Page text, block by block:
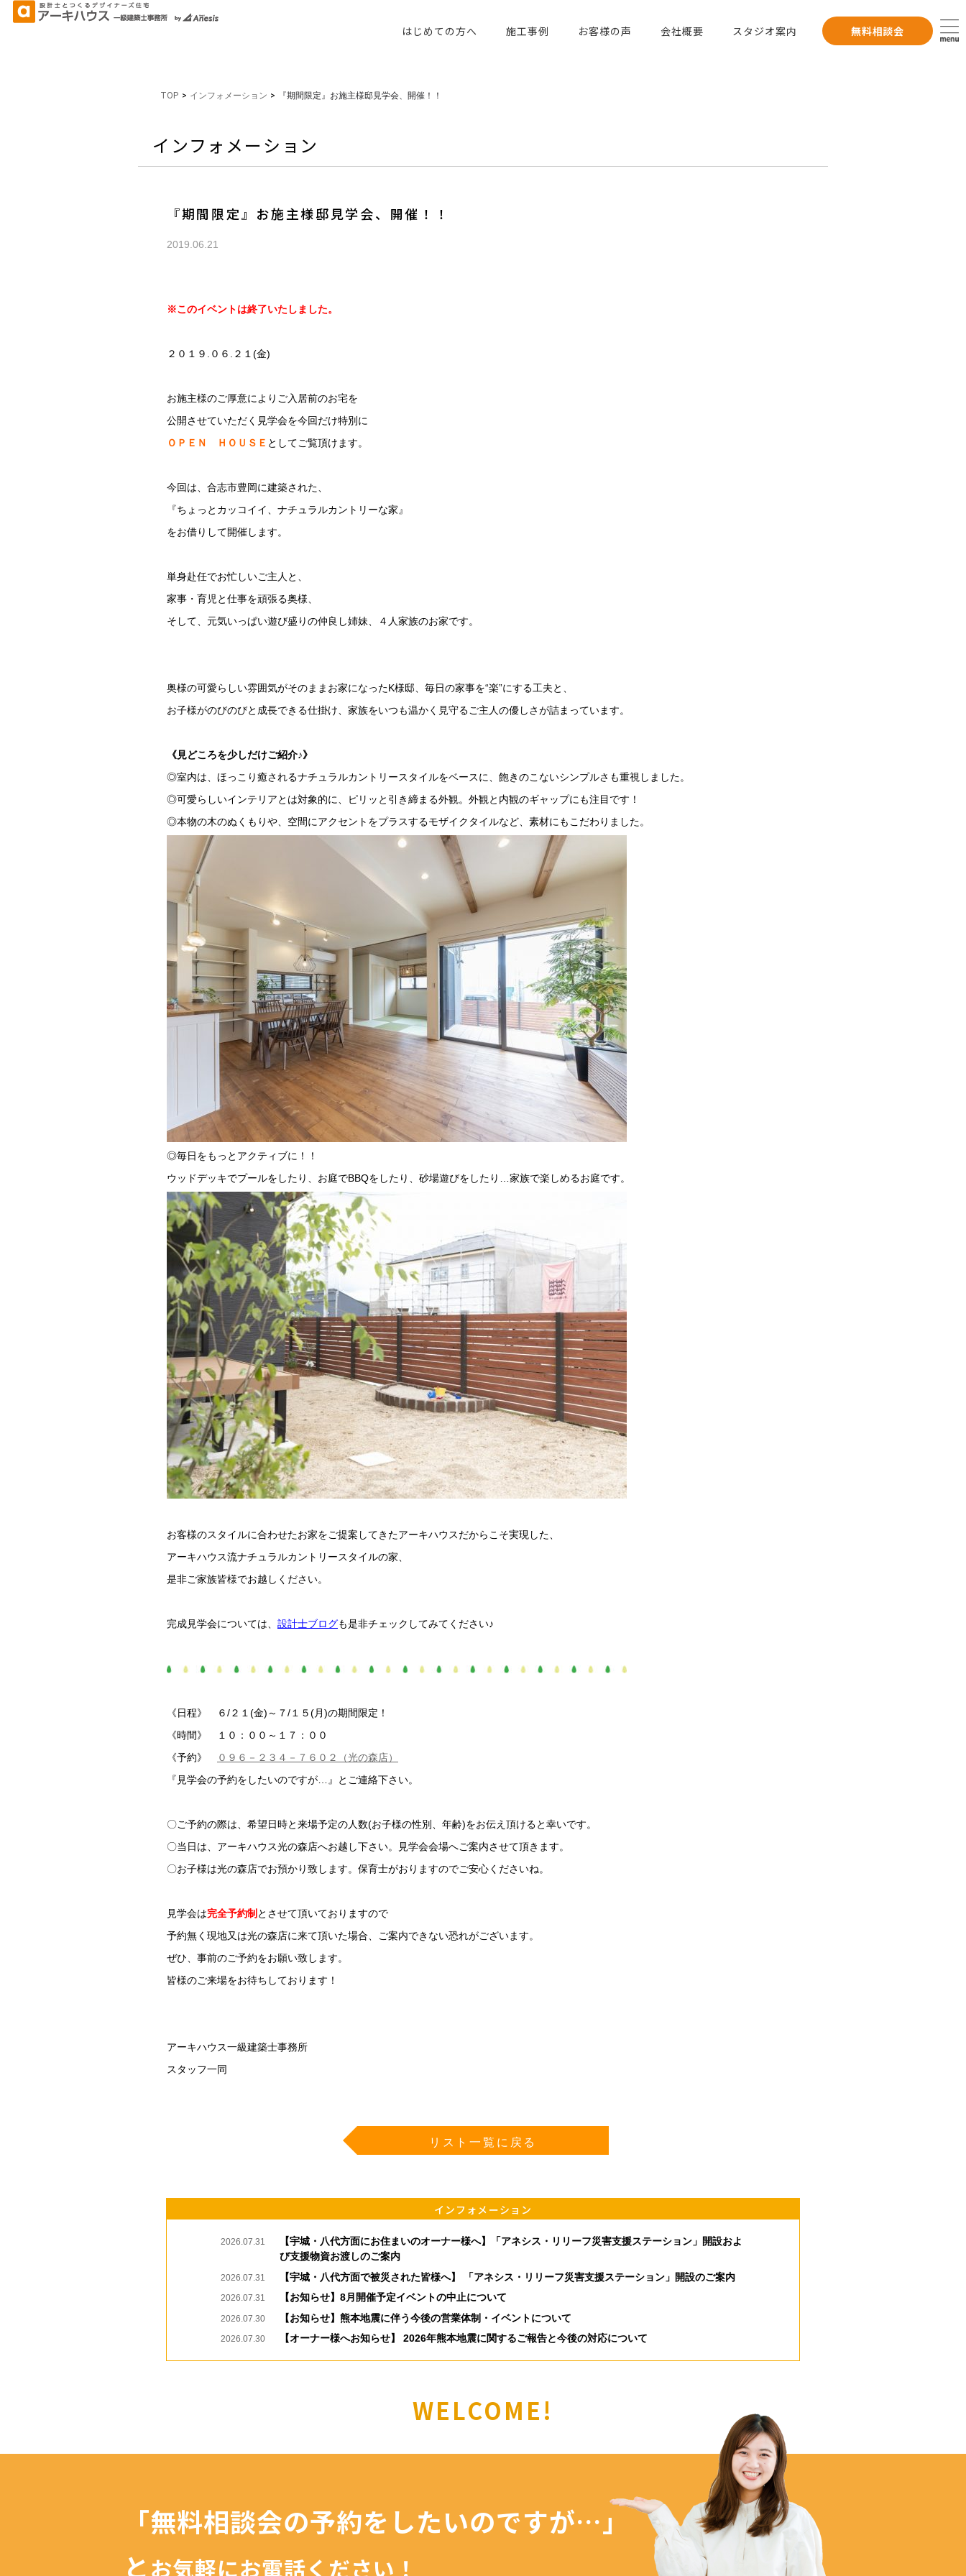
はじめての方へ 施工事例 お客様の声 会社概要 スタジオ案内 無料相談会
TOP > インフォメーション > 『期間限定』お施主様邸見学会、開催！！
インフォメーション
『期間限定』お施主様邸見学会、開催！！
2019.06.21
※このイベントは終了いたしました。
２０１９.０６.２１(金)
お施主様のご厚意によりご入居前のお宅を
公開させていただく見学会を今回だけ特別に
ＯＰＥＮ ＨＯＵＳＥ としてご覧頂けます。
今回は、合志市豊岡に建築された、
『ちょっとカッコイイ、ナチュラルカントリーな家』
をお借りして開催します。
単身赴任でお忙しいご主人と、
家事・育児と仕事を頑張る奥様、
そして、元気いっぱい遊び盛りの仲良し姉妹、４人家族のお家です。
奥様の可愛らしい雰囲気がそのままお家になったK様邸、毎日の家事を“楽”にする工夫と、
お子様がのびのびと成長できる仕掛け、家族をいつも温かく見守るご主人の優しさが詰まっています。
《見どころを少しだけご紹介♪》
◎室内は、ほっこり癒されるナチュラルカントリースタイルをベースに、飽きのこないシンプルさも重視しました。
◎可愛らしいインテリアとは対象的に、ピリッと引き締まる外観。外観と内観のギャップにも注目です！
◎本物の木のぬくもりや、空間にアクセントをプラスするモザイクタイルなど、素材にもこだわりました。
◎毎日をもっとアクティブに！！
ウッドデッキでプールをしたり、お庭でBBQをしたり、砂場遊びをしたり…家族で楽しめるお庭です。
お客様のスタイルに合わせたお家をご提案してきたアーキハウスだからこそ実現した、
アーキハウス流ナチュラルカントリースタイルの家、
是非ご家族皆様でお越しください。
完成見学会については、 設計士ブログも是非チェックしてみてください♪
《日程》 ６/２１(金)～７/１５(月)の期間限定！
《時間》 １０：００～１７：００
《予約》
０９６－２３４－７６０２（光の森店）
『見学会の予約をしたいのですが…』とご連絡下さい。
〇ご予約の際は、希望日時と来場予定の人数(お子様の性別、年齢)をお伝え頂けると幸いです。
〇当日は、アーキハウス光の森店へお越し下さい。見学会会場へご案内させて頂きます。
〇お子様は光の森店でお預かり致します。保育士がおりますのでご安心くださいね。
見学会は完全予約制 とさせて頂いておりますので
予約無く現地又は光の森店に来て頂いた場合、ご案内できない恐れがございます。
ぜひ、事前のご予約をお願い致します。
皆様のご来場をお待ちしております！
アーキハウス一級建築士事務所
スタッフ一同
リスト一覧に戻る
インフォメーション
2026.07.31
【宇城・八代方面にお住まいのオーナー様へ】「アネシス・リリーフ災害支援ステーション」開設およ
び支援物資お渡しのご案内
2026.07.31 【宇城・八代方面で被災された皆様へ】 「アネシス・リリーフ災害支援ステーション」開設のご案内
2026.07.31 【お知らせ】8月開催予定イベントの中止について
2026.07.30 【お知らせ】熊本地震に伴う今後の営業体制・イベントについて
2026.07.30 【オーナー様へお知らせ】 2026年熊本地震に関するご報告と今後の対応について
WELCOME!
「無料相談会の予約を したいのですが…」
とお気軽にお電話ください！